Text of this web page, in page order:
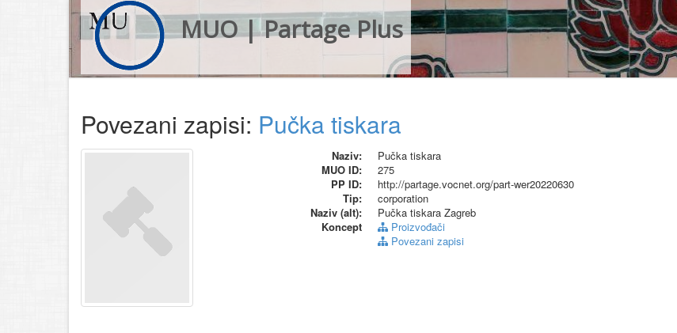
MUO | Partage Plus
Povezani zapisi: Pučka tiskara
Naziv:
Pučka tiskara
MUO ID:
275
PP ID:
http://partage.vocnet.org/part-wer20220630
Tip:
corporation
Naziv (alt):
Pučka tiskara Zagreb
Koncept
Proizvođači
Povezani zapisi